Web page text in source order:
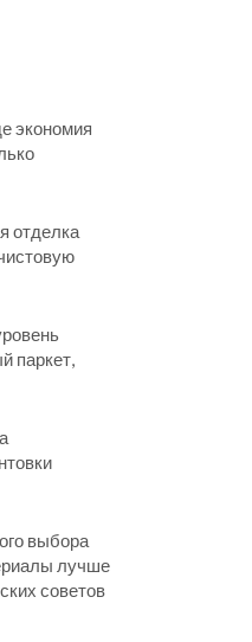
экономия
отделка
паркет,
выбора
лучше
советов